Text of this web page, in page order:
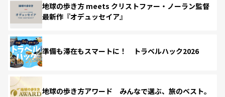
地球の歩き方 meets クリストファー・ノーラン監督
最新作『オデュッセイア』
準備も滞在もスマートに！ トラベルハック2026
地球の歩き方アワード みんなで選ぶ、旅のベスト。